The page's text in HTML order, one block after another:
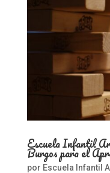
Escuela Infantil
Burgos para el
por Escuela Infantil